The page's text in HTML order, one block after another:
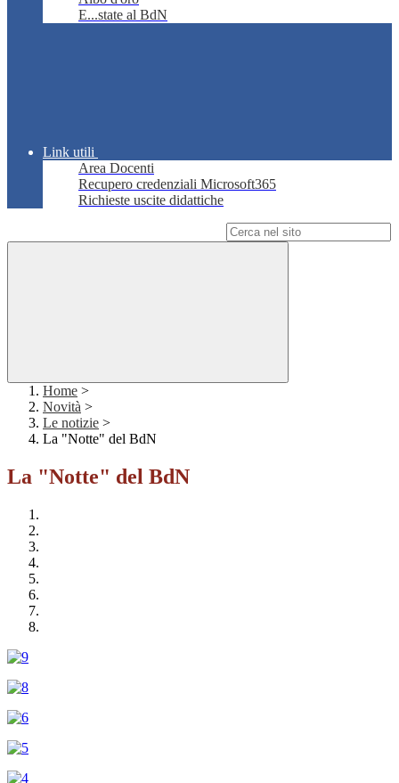
E...state al BdN
Link utili
Area Docenti
Recupero credenziali Microsoft365
Richieste uscite didattiche
Home >
Novità >
Le notizie >
La "Notte" del BdN
La "Notte" del BdN